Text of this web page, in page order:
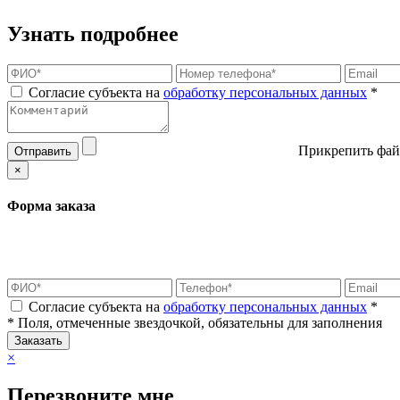
Узнать подробнее
Согласие субъекта на обработку персональных данных *
Отправить Прикрепить
×
Форма заказа
Согласие субъекта на обработку персональных данных *
* Поля, отмеченные звездочкой, обязательны для заполнения
Заказать
×